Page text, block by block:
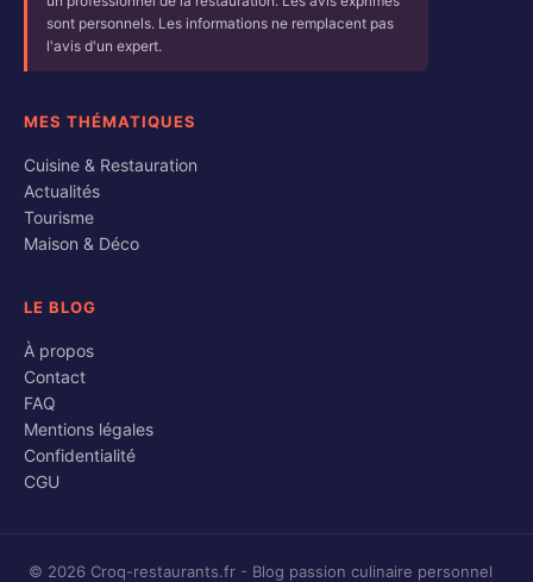
sont personnels. Les informations ne remplacent pas
l'avis d'un expert.
MES THÉMATIQUES
Cuisine & Restauration
Actualités
Tourisme
Maison & Déco
LE BLOG
À propos
Contact
FAQ
Mentions légales
Confidentialité
CGU
© 2026 Croq-restaurants.fr - Blog passion culinaire personnel